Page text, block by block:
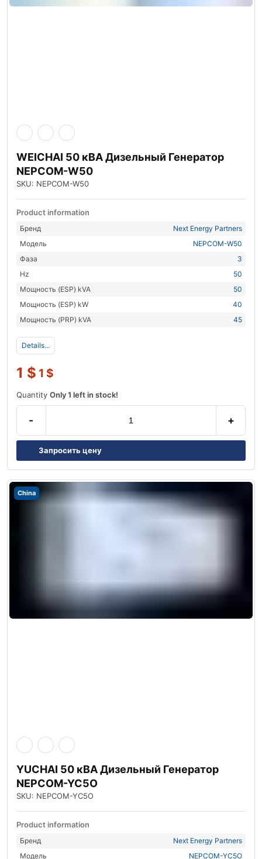
WEICHAI 50 кВА Дизельный Генератор
NEPCOM-W50
SKU: NEPCOM-W50
Product information
Бренд
Next Energy Partners
Модель
NEPCOM-W50
Фаза
3
Hz
50
Мощность (ESP) kVA
50
Мощность (ESP) kW
40
Мощность (PRP) kVA
45
Details...
1 $ 1 $
Quantity Only 1 left in stock!
- +
Запросить цену
China
YUCHAI 50 кВА Дизельный Генератор
NEPCOM-YC5O
SKU: NEPCOM-YC5O
Product information
Бренд
Next Energy Partners
Модель
NEPCOM-YC5O